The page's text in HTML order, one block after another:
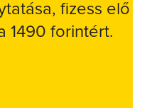
fizess elő
1490 forintért.